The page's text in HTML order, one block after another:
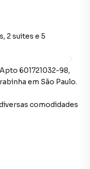
2 suites e 5
601721032-98,
em São Paulo.
comodidades